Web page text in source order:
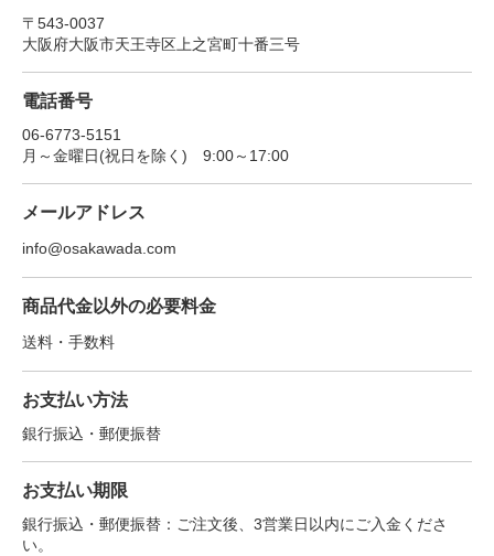
〒543-0037
大阪府大阪市天王寺区上之宮町十番三号
電話番号
06-6773-5151
月～金曜日(祝日を除く) 9:00～17:00
メールアドレス
info@osakawada.com
商品代金以外の必要料金
送料・手数料
お支払い方法
銀行振込・郵便振替
お支払い期限
銀行振込・郵便振替：ご注文後、3営業日以内にご入金くださ
い。